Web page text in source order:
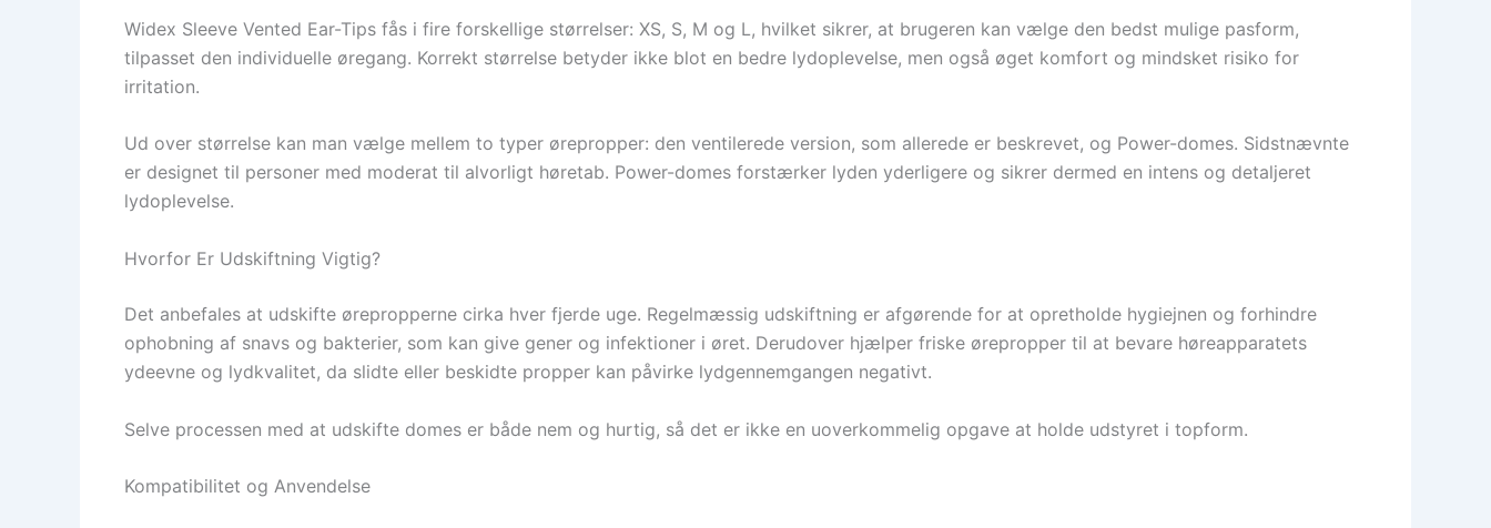
Widex Sleeve Vented Ear-Tips fås i fire forskellige størrelser: XS, S, M og L, hvilket sikrer, at brugeren kan vælge den bedst mulige pasform,
tilpasset den individuelle øregang. Korrekt størrelse betyder ikke blot en bedre lydoplevelse, men også øget komfort og mindsket risiko for
irritation.
Ud over størrelse kan man vælge mellem to typer ørepropper: den ventilerede version, som allerede er beskrevet, og Power-domes. Sidstnævnte
er designet til personer med moderat til alvorligt høretab. Power-domes forstærker lyden yderligere og sikrer dermed en intens og detaljeret
lydoplevelse.
Hvorfor Er Udskiftning Vigtig?
Det anbefales at udskifte ørepropperne cirka hver fjerde uge. Regelmæssig udskiftning er afgørende for at opretholde hygiejnen og forhindre
ophobning af snavs og bakterier, som kan give gener og infektioner i øret. Derudover hjælper friske ørepropper til at bevare høreapparatets
ydeevne og lydkvalitet, da slidte eller beskidte propper kan påvirke lydgennemgangen negativt.
Selve processen med at udskifte domes er både nem og hurtig, så det er ikke en uoverkommelig opgave at holde udstyret i topform.
Kompatibilitet og Anvendelse